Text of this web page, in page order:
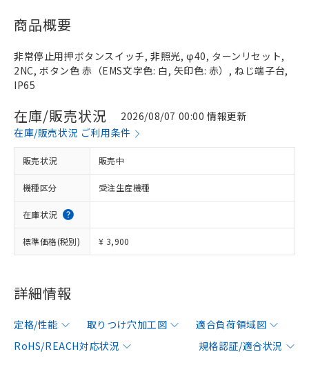
商品概要
非常停止用押ボタンスイッチ, 非照光, φ40, ターンリセット,
2NC, ボタン色 赤（EMS文字色: 白, 矢印色: 赤）, ねじ端子台,
IP65
在庫/販売状況
2026/08/07 00:00 情報更新
在庫/販売状況 ご利用条件
販売状況 販売中
機種区分 受注生産機種
在庫状況
標準価格(税別) ¥ 3,900
詳細情報
定格/性能 取りつけ穴加工図
適合負荷領域図
RoHS/REACH対応状況
規格認証/適合状況